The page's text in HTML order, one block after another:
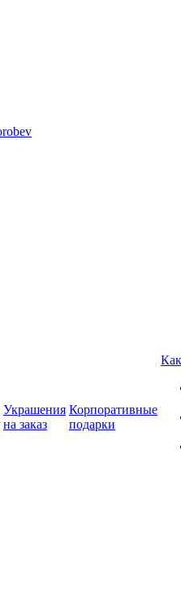
Украшения
на заказ
Корпоративные
подарки